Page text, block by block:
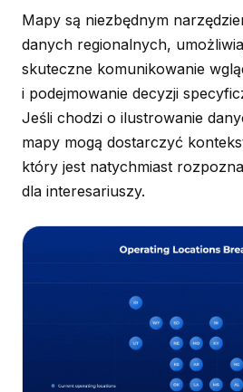
Mapy są niezbędnym
danych regionalnych,
skuteczne komunikowanie
i podejmowanie decyzji
Jeśli chodzi o ilustrowanie
mapy mogą dostarczyć
który jest natychmiast
dla interesariuszy.